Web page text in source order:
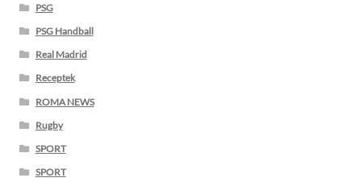
PSG
PSG Handball
Real Madrid
Receptek
ROMA NEWS
Rugby
SPORT
SPORT